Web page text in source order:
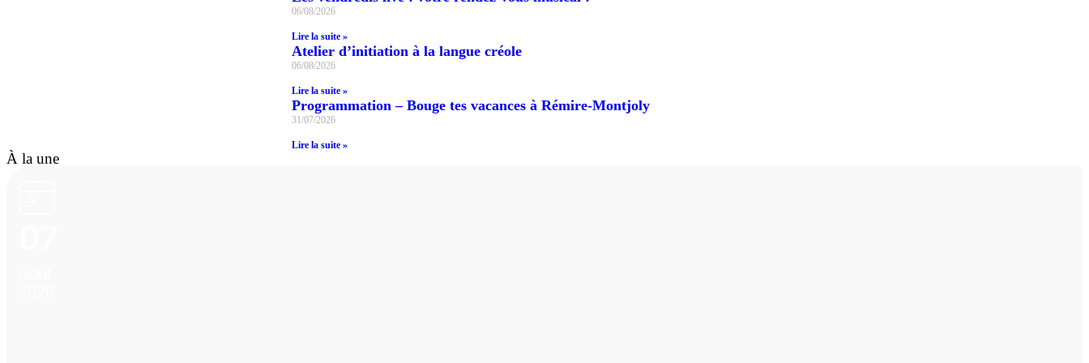
06/08/2026
Lire la suite »
Atelier d’initiation à la langue créole
06/08/2026
Lire la suite »
Programmation – Bouge tes vacances à Rémire-Montjoly
31/07/2026
Lire la suite »
À la une